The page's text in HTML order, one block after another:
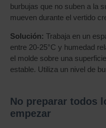
burbujas que no suben a la
mueven durante el vertido
Solución: Trabaja en un
entre 20-25°C y humedad
el molde sobre una
estable. Utiliza un nivel de
No preparar todos
empezar